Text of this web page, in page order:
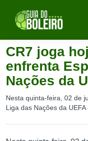
CR7 joga
enfrenta
Nações da
Nesta quinta-feira, 02 de
Liga das Nações da